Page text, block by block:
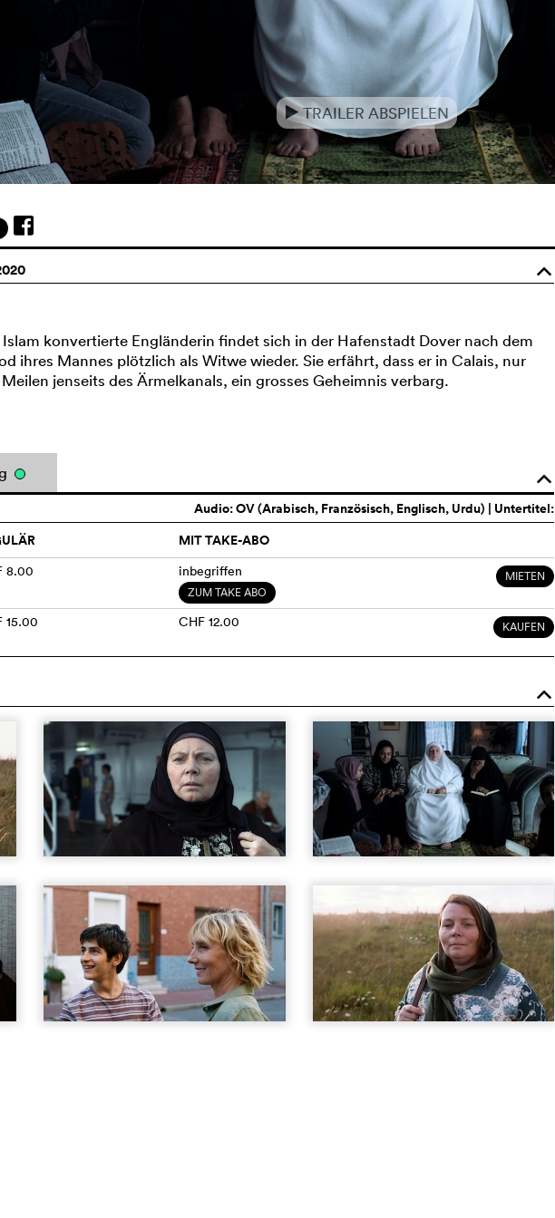
eTRAILER ABSPIELEN
o
konvertierte Engländerin findet sich in der Hafenstadt Dover nach dem
ihres Mannes plötzlich als Witwe wieder. Sie erfährt, dass er in Calais, nur
jenseits des Ärmelkanals, ein grosses Geheimnis verbarg.
o
Audio:OV (Arabisch, Französisch, Englisch, Urdu) | Untertitel:
MIT TAKE-ABO
8.00 inbegriffen
ZUM TAKE ABO
MIETEN
15.00 CHF 12.00 KAUFEN
o